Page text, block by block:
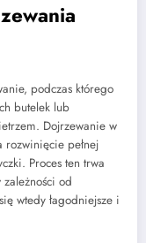
podczas którego
butelek lub
Dojrzewanie w
rozwinięcie pełnej
Proces ten trwa
od
wtedy łagodniejsze i